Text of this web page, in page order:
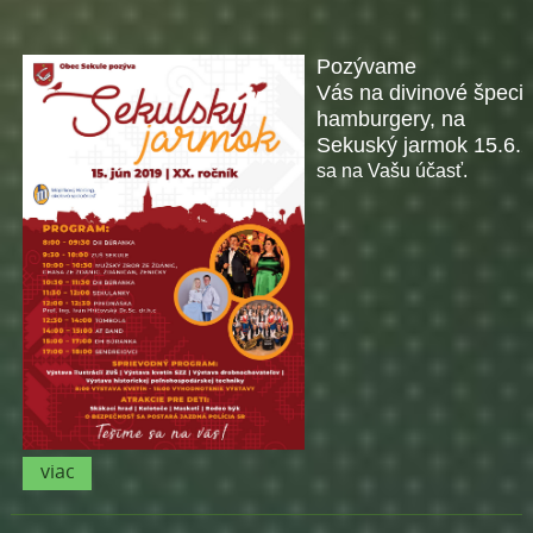
Pozývame
Vás na divinové
hamburgery, na
Sekuský jarmok
sa na Vašu účasť.
viac